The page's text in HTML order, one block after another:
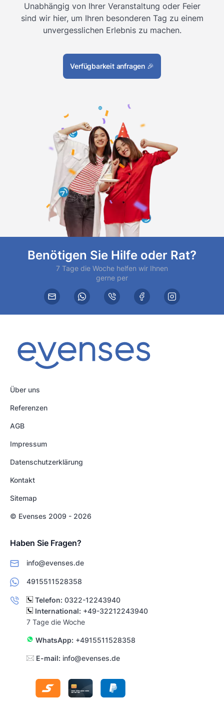
Unabhängig von Ihrer Veranstaltung oder Feier
sind wir hier, um Ihren besonderen Tag zu einem
unvergesslichen Erlebnis zu machen.
Verfügbarkeit anfragen 🎉
Benötigen Sie Hilfe oder Rat?
7 Tage die Woche helfen wir Ihnen
gerne per
Über uns
Referenzen
AGB
Impressum
Datenschutzerklärung
Kontakt
Sitemap
© Evenses 2009 - 2026
Haben Sie Fragen?
info@evenses.de
4915511528358
Telefon: 0322-12243940
International: +49-32212243940
7 Tage die Woche
WhatsApp: +4915511528358
E-mail: info@evenses.de